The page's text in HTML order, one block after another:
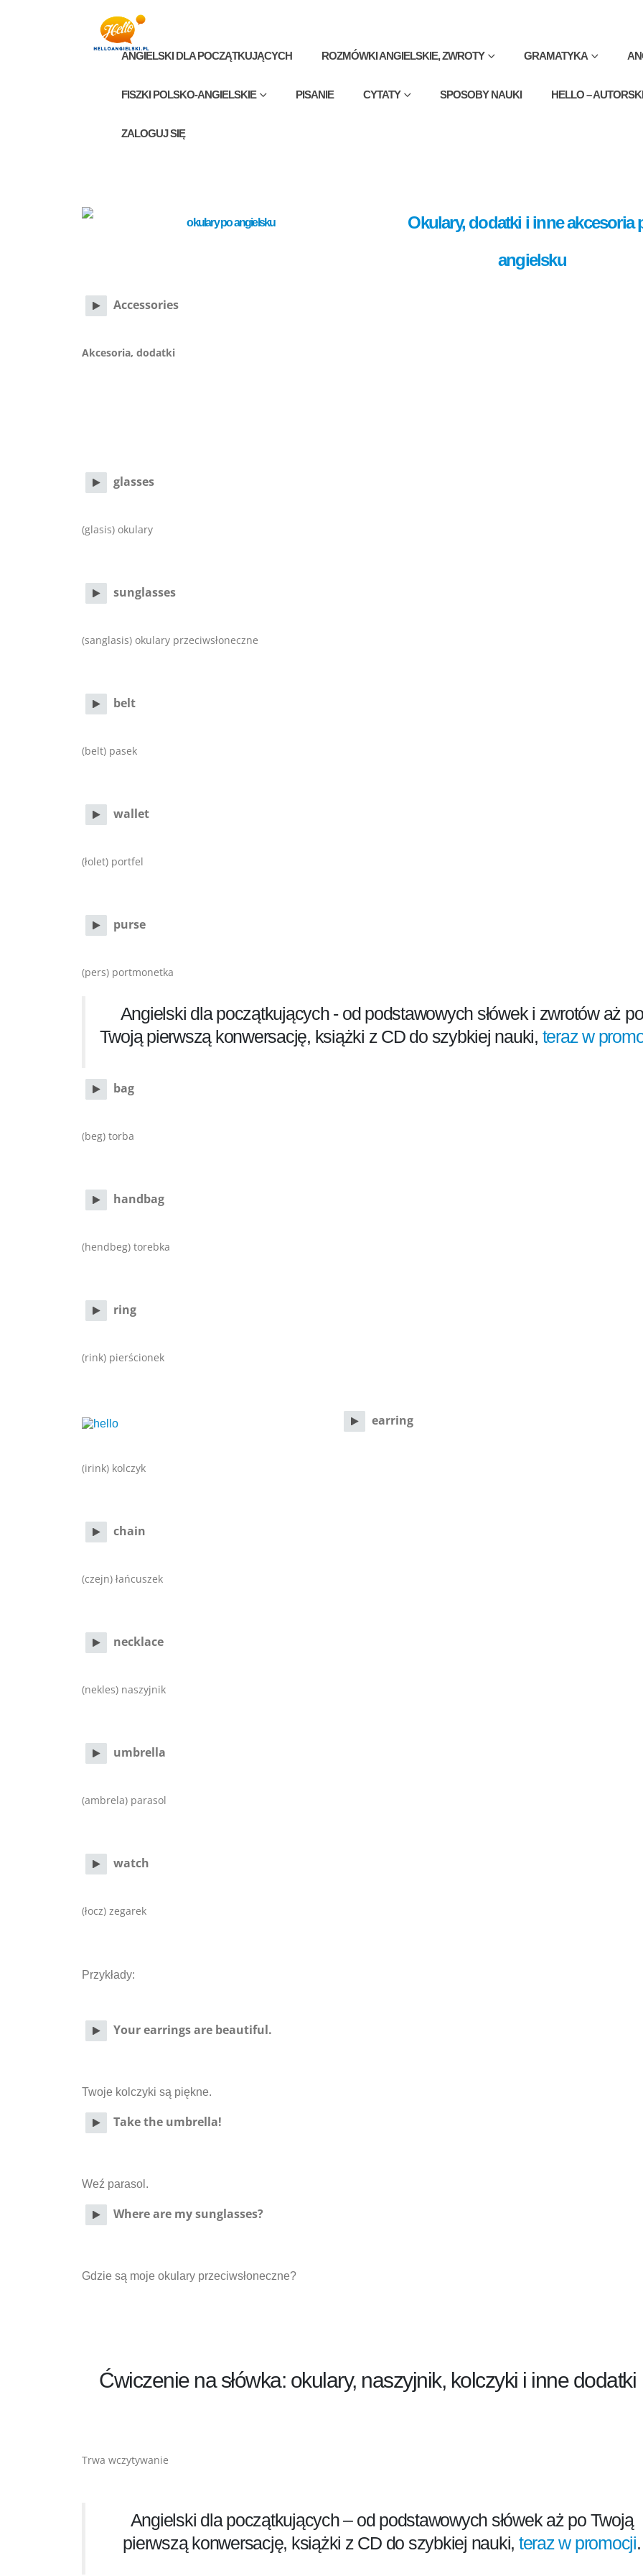
ANGIELSKI DLA POCZĄTKUJĄCYCH ROZMÓWKI ANGIELSKIE, ZWROTY GRAMATYKA
FISZKI POLSKO-ANGIELSKIE PISANIE CYTATY SPOSOBY NAUKI HELLO –
ZALOGUJ SIĘ
Okulary, dodatki i inne akcesoria
angielsku
Accessories
Akcesoria, dodatki
glasses
(glasis) okulary
sunglasses
(sanglasis) okulary przeciwsłoneczne
belt
(belt) pasek
wallet
(łolet) portfel
purse
(pers) portmonetka
Angielski dla początkujących - od podstawowych słówek i zwrotów aż po
Twoją pierwszą konwersację, książki z CD do szybkiej nauki, teraz w
bag
(beg) torba
handbag
(hendbeg) torebka
ring
(rink) pierścionek
earring
(irink) kolczyk
chain
(czejn) łańcuszek
necklace
(nekles) naszyjnik
umbrella
(ambrela) parasol
watch
(łocz) zegarek
Przykłady:
Your earrings are beautiful.
Twoje kolczyki są piękne.
Take the umbrella!
Weź parasol.
Where are my sunglasses?
Gdzie są moje okulary przeciwsłoneczne?
Ćwiczenie na słówka: okulary, naszyjnik, kolczyki i inne
Trwa wczytywanie
Angielski dla początkujących – od podstawowych słówek aż po Twoją
pierwszą konwersację, książki z CD do szybkiej nauki, teraz w promocji.